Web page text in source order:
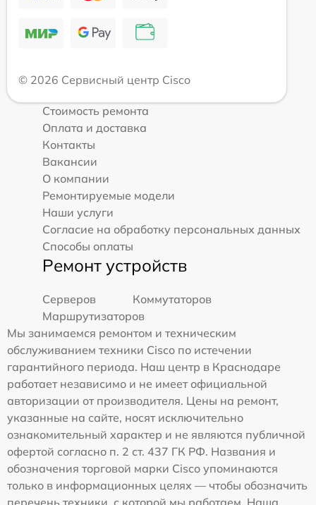
© 2026 Сервисный центр Cisco
Стоимость ремонта
Оплата и доставка
Контакты
Вакансии
О компании
Ремонтируемые модели
Наши услуги
Согласие на обработку персональных данных
Способы оплаты
Ремонт устройств
Серверов
Коммутаторов
Маршрутизаторов
Мы занимаемся ремонтом и техническим
обслуживанием техники Cisco по истечении
гарантийного периода. Наш центр в Краснодаре
работает независимо и не имеет официальной
авторизации от производителя. Цены на ремонт,
указанные на сайте, носят исключительно
ознакомительный характер и не являются публичной
офертой согласно п. 2 ст. 437 ГК РФ. Названия и
обозначения торговой марки Cisco упоминаются
только в информационных целях — чтобы обозначить